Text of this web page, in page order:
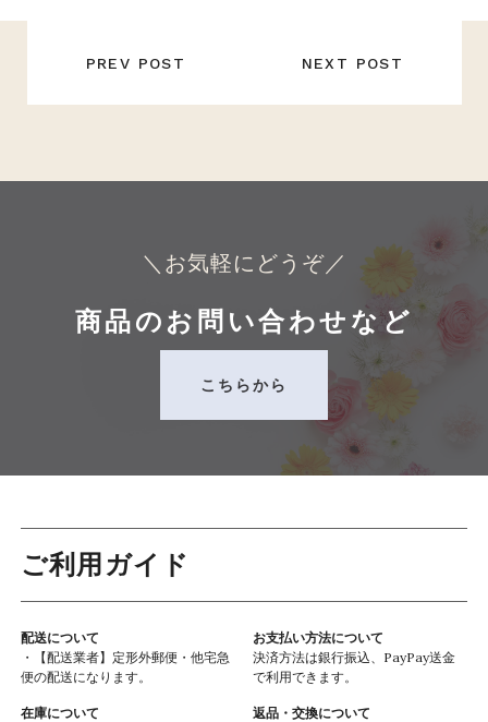
ー
PREV POST NEXT POST
＼お気軽にどうぞ／
商品のお問い合わせなど
こちらから
ご利用ガイド
配送について
・【配送業者】定形外郵便・他宅急
便の配送になります。
在庫について
お支払い方法について
決済方法は銀行振込、PayPay送金
で利用できます。
返品・交換について